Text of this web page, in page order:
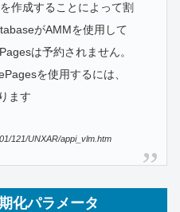
作成することによって割
がAMMを使用して
は予約されません。
を使用するには、
ます
121/UNXAR/appi_vlm.htm
化パラメータ